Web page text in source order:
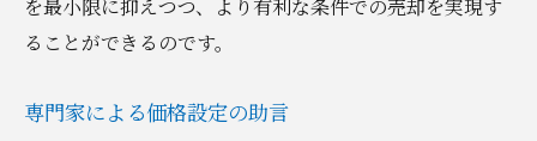
を最小限に抑えつつ、より有利な条件での売却を実現す
ることができるのです。
専門家による価格設定の助言